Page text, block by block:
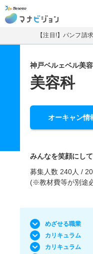
マナビジョ
【注目!】パンフ請
神戸ベルェベル美
美容科
オーキャン情
みんなを笑顔にし
募集人数 240人 /
(※教材費等が別途
めざせる職業
カリキュラム
カリキュラム